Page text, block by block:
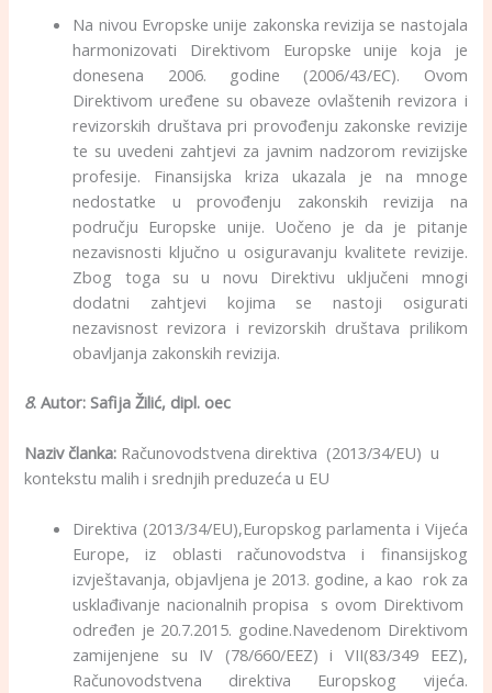
Na nivou Evropske unije zakonska revizija se nastojala
harmonizovati Direktivom Europske unije koja je
donesena 2006. godine (2006/43/EC). Ovom
Direktivom uređene su obaveze ovlaštenih revizora i
revizorskih društava pri provođenju zakonske revizije
te su uvedeni zahtjevi za javnim nadzorom revizijske
profesije. Finansijska kriza ukazala je na mnoge
nedostatke u provođenju zakonskih revizija na
području Europske unije. Uočeno je da je pitanje
nezavisnosti ključno u osiguravanju kvalitete revizije.
Zbog toga su u novu Direktivu uključeni mnogi
dodatni zahtjevi kojima se nastoji osigurati
nezavisnost revizora i revizorskih društava prilikom
obavljanja zakonskih revizija.
8. Autor:Safija Žilić, dipl. oec
Naziv članka: Računovodstvena direktiva (2013/34/EU) u
kontekstu malih i srednjih preduzeća u EU
Direktiva (2013/34/EU),Europskog parlamenta i Vijeća
Europe, iz oblasti računovodstva i finansijskog
izvještavanja, objavljena je 2013. godine, a kao rok za
usklađivanje nacionalnih propisa s ovom Direktivom
određen je 20.7.2015. godine.Navedenom Direktivom
zamijenjene su IV (78/660/EEZ) i VII(83/349 EEZ),
Računovodstvena direktiva Europskog vijeća.